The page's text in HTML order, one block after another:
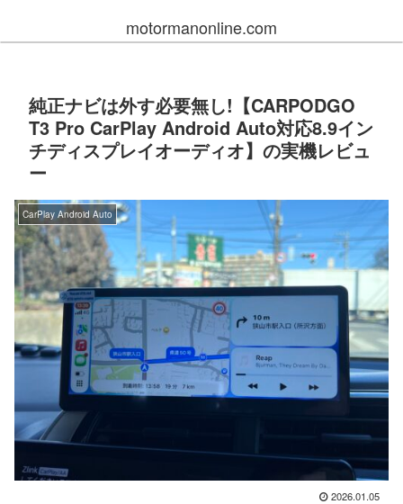
motormanonline.com
純正ナビは外す必要無し!【CARPODGO
T3 Pro CarPlay Android Auto対応8.9イン
チディスプレイオーディオ】の実機レビュ
ー
CarPlay Android Auto
2026.01.05